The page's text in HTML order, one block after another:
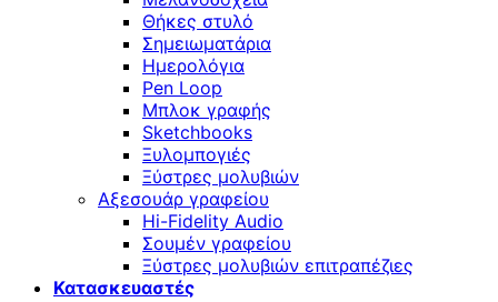
Θήκες στυλό
Σημειωματάρια
Ημερολόγια
Pen Loop
Μπλοκ γραφής
Sketchbooks
Ξυλομπογιές
Ξύστρες μολυβιών
Αξεσουάρ γραφείου
Hi-Fidelity Audio
Σουμέν γραφείου
Ξύστρες μολυβιών επιτραπέζιες
Κατασκευαστές